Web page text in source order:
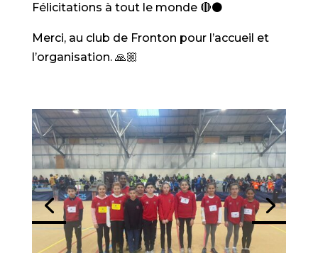
Félicitations à tout le monde 🔴⚫️
Merci, au club de Fronton pour l’accueil et
l’organisation. 🙏🏼